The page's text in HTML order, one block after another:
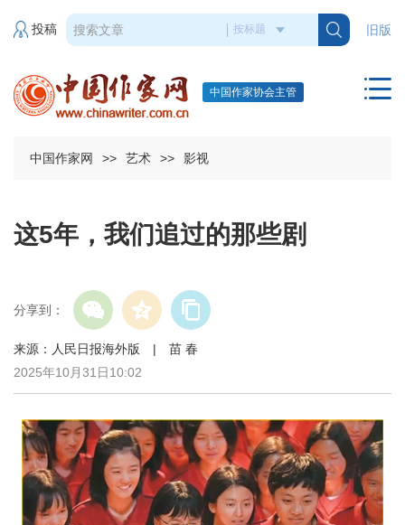
旧版
投稿
中国作家协会主管
中国作家网 >> 艺术 >> 影视
这5年，我们追过的那些剧
分享到：
来源：人民日报海外版 | 苗 春
2025年10月31日10:02